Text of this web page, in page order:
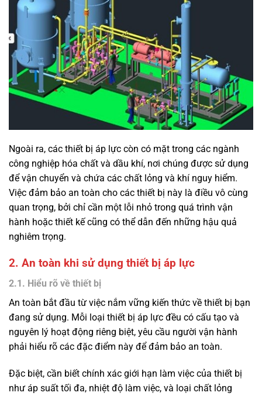
Ngoài ra, các thiết bị áp lực còn có mặt trong các ngành
công nghiệp hóa chất và dầu khí, nơi chúng được sử dụng
để vận chuyển và chứa các chất lỏng và khí nguy hiểm.
Việc đảm bảo an toàn cho các thiết bị này là điều vô cùng
quan trọng, bởi chỉ cần một lỗi nhỏ trong quá trình vận
hành hoặc thiết kế cũng có thể dẫn đến những hậu quả
nghiêm trọng.
2. An toàn khi sử dụng thiết bị áp lực
2.1. Hiểu rõ về thiết bị
An toàn bắt đầu từ việc nắm vững kiến thức về thiết bị bạn
đang sử dụng. Mỗi loại thiết bị áp lực đều có cấu tạo và
nguyên lý hoạt động riêng biệt, yêu cầu người vận hành
phải hiểu rõ các đặc điểm này để đảm bảo an toàn.
Đặc biệt, cần biết chính xác giới hạn làm việc của thiết bị
như áp suất tối đa, nhiệt độ làm việc, và loại chất lỏng